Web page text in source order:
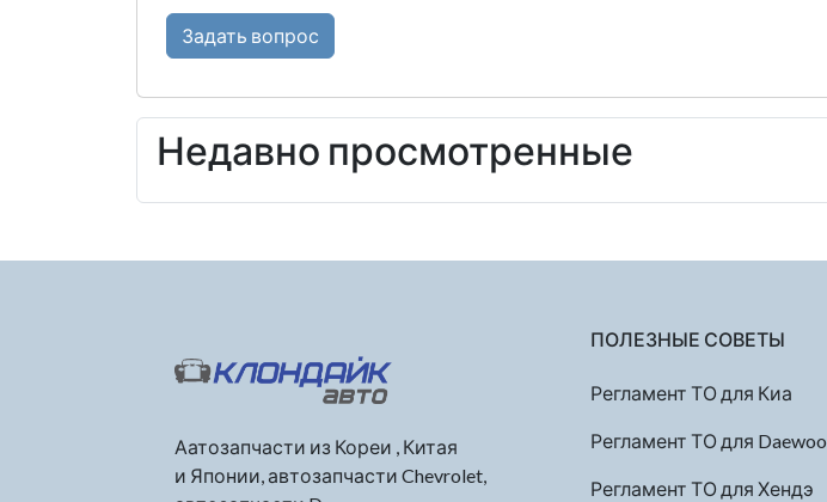
Задать вопрос
Недавно просмотренные
Аатозапчасти из Кореи , Китая
и Японии, автозапчасти Chevrolet,
ПОЛЕЗНЫЕ СОВЕТЫ
Регламент ТО для Киа
Регламент ТО для Daewoo
Регламент ТО для Хендэ